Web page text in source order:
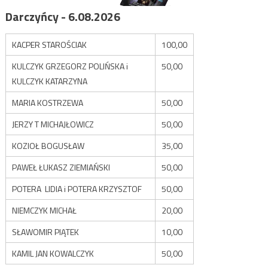
Darczyńcy - 6.08.2026
KACPER STAROŚCIAK
100,00
KULCZYK GRZEGORZ POLIŃSKA i
KULCZYK KATARZYNA
50,00
MARIA KOSTRZEWA
50,00
JERZY T MICHAJŁOWICZ
50,00
KOZIOŁ BOGUSŁAW
35,00
PAWEŁ ŁUKASZ ZIEMIAŃSKI
50,00
POTERA LIDIA i POTERA KRZYSZTOF
50,00
NIEMCZYK MICHAŁ
20,00
SŁAWOMIR PIĄTEK
10,00
KAMIL JAN KOWALCZYK
50,00